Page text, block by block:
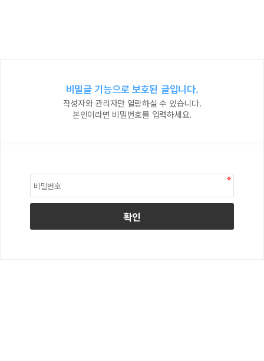
비밀글 기능으로 보호된 글입니다.
작성자와 관리자만 열람하실 수 있습니다.
본인이라면 비밀번호를 입력하세요.